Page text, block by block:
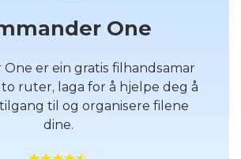
One
er ein gratis filhandsamar
ruter, laga for å hjelpe deg å
til og organisere filene
dine.